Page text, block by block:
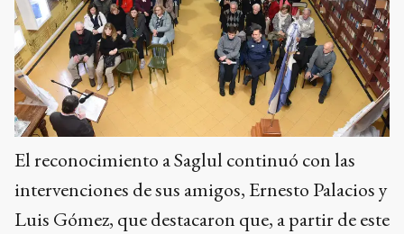
El reconocimiento a Saglul continuó con las
intervenciones de sus amigos, Ernesto Palacios y
Luis Gómez, que destacaron que, a partir de este